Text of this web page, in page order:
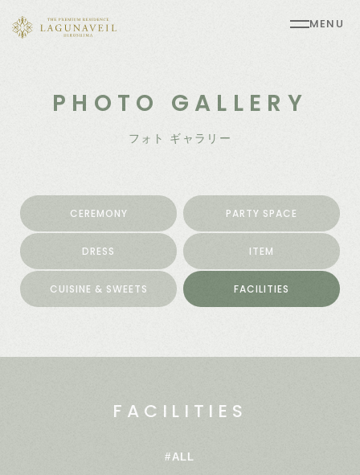
MENU
PHOTO GALLERY
フォト ギャラリー
CEREMONY PARTY SPACE
DRESS ITEM
CUISINE & SWEETS FACILITIES
FACILITIES
#ALL